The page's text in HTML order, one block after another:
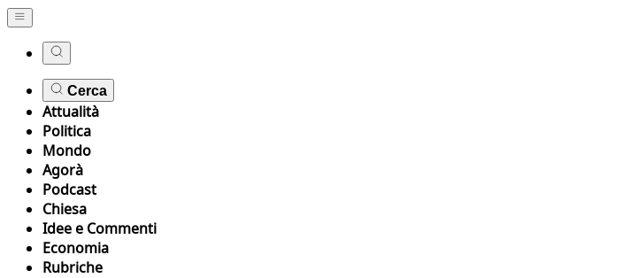
Cerca
Attualità
Politica
Mondo
Agorà
Podcast
Chiesa
Idee e Commenti
Economia
Rubriche